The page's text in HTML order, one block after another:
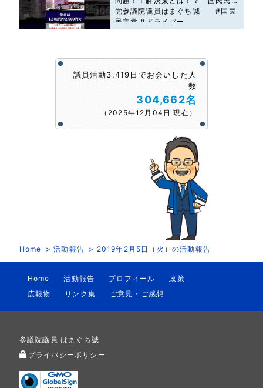
党参議院議員はまぐち誠 #国民
民主党 #ドライバー
議員活動3,419日でお会いした人
数
304,662名
（2025年12月04日 現在）
Home 活動報告 2019年2月5日（火）の活動報告
Home 活動報告 プロフィール
政策
広報物
リンク集 ご意見・ご感想
参議院議員 はまぐち誠
プライバシーポリシー